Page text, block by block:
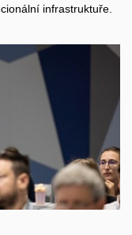
infrastruktuře.